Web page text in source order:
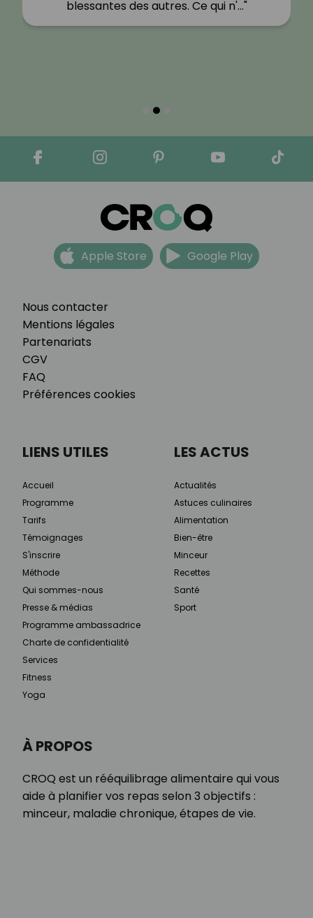
blessantes des autres. Ce qui n'…"
Nous contacter
Mentions légales
Partenariats
CGV
FAQ
Préférences cookies
Apple Store Google Play
À PROPOS
CROQ est un rééquilibrage alimentaire qui vous
aide à planifier vos repas selon 3 objectifs :
minceur, maladie chronique, étapes de vie.
LIENS UTILES
Accueil
Programme
Tarifs
Témoignages
S'inscrire
Méthode
Qui sommes-nous
Presse & médias
Programme ambassadrice
Charte de confidentialité
Services
Fitness
Yoga
LES ACTUS
Actualités
Astuces culinaires
Alimentation
Bien-être
Minceur
Recettes
Santé
Sport